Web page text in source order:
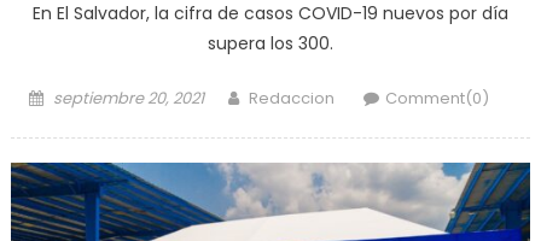
En El Salvador, la cifra de casos COVID-19 nuevos por día
supera los 300.
Posted
septiembre 20, 2021 Author
Redaccion Comment(0)